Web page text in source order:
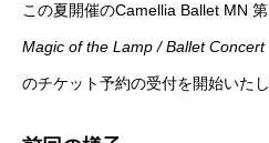
この夏開催のCamellia Ballet MN
Magic of the Lamp / Ballet Concert
のチケット予約の受付を開始いたし